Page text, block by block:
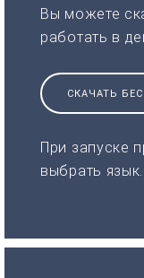
Вы можете
работать в
СКАЧАТЬ
При запуске
выбрать язык.